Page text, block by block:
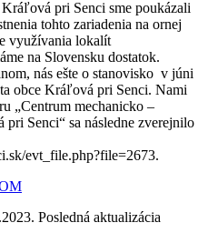
pri Senci sme poukázali
tohto zariadenia na ornej
využívania lokalít
na Slovensku dostatok.
nás ešte o stanovisko v júni
obce Kráľová pri Senci. Nami
„Centrum mechanicko –
Senci“ sa následne zverejnilo
evt_file.php?file=2673.
Posledná aktualizácia